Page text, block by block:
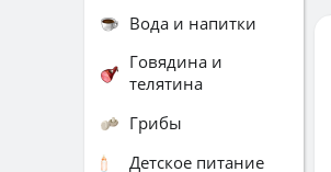
Вода и напитки
Говядина и
телятина
Грибы
Детское питание